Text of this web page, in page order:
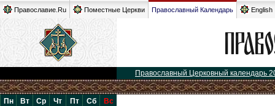
Православие.Ru Поместные Церкви Православный Календарь English
Православный Церковный календарь
Пн Вт Ср Чт Пт Сб
Вс